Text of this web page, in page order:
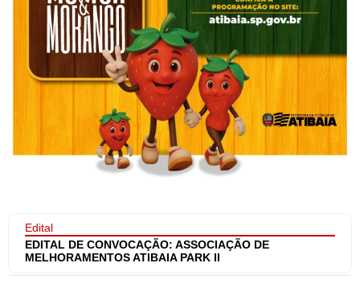
Edital
EDITAL DE CONVOCAÇÃO: ASSOCIAÇÃO DE
MELHORAMENTOS ATIBAIA PARK II